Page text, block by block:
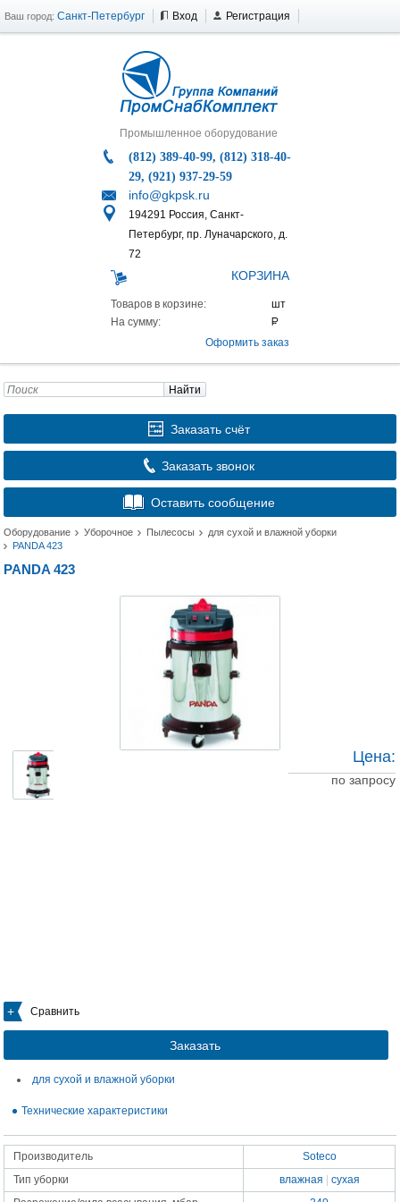
Ваш город: Санкт-Петербург Вход Регистрация
Промышленное оборудование
(812) 389-40-99, (812) 318-40-
29, (921) 937-29-59
info@gkpsk.ru
194291 Россия, Санкт-
Петербург, пр. Луначарского, д.
72
КОРЗИНА
Товаров в корзине:
На сумму:
Оформить заказ
Найти
Заказать счёт
Заказать звонок
Оставить сообщение
Оборудование Уборочное Пылесосы
для сухой и влажной уборки
PANDA 423
PANDA 423
Сравнить
Заказать
Цена:
по запросу
для сухой и влажной уборки
Технические характеристики
Производитель
Soteco
Тип уборки
влажная
сухая